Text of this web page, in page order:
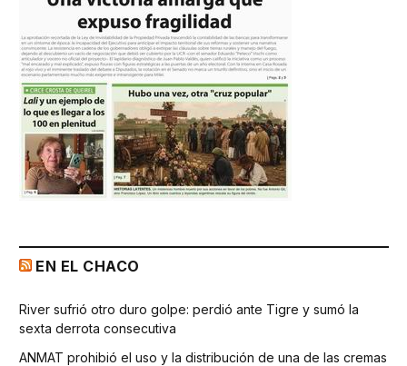
EN EL CHACO
River sufrió otro duro golpe: perdió ante Tigre y sumó la
sexta derrota consecutiva
ANMAT prohibió el uso y la distribución de una de las cremas